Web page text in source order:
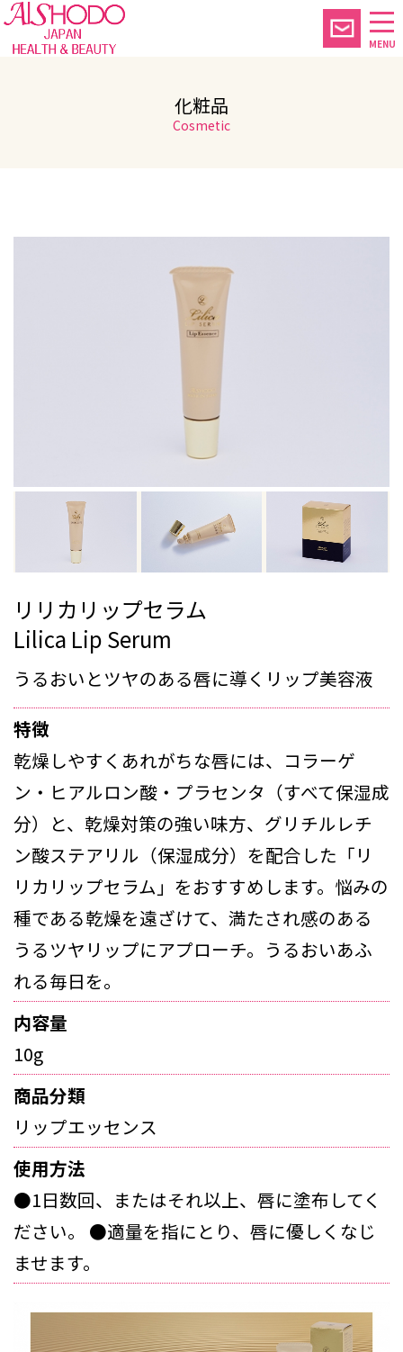
MENU
化粧品
Cosmetic
リリカリップセラム
Lilica Lip Serum
うるおいとツヤのある唇に導くリップ美容液
特徴
乾燥しやすくあれがちな唇には、コラーゲ
ン・ヒアルロン酸・プラセンタ（すべて保湿成
分）と、乾燥対策の強い味方、グリチルレチ
ン酸ステアリル（保湿成分）を配合した「リ
リカリップセラム」をおすすめします。悩みの
種である乾燥を遠ざけて、満たされ感のある
うるツヤリップにアプローチ。うるおいあふ
れる毎日を。
内容量
10g
商品分類
リップエッセンス
使用方法
●1日数回、またはそれ以上、唇に塗布してく
ださい。 ●適量を指にとり、唇に優しくなじ
ませます。